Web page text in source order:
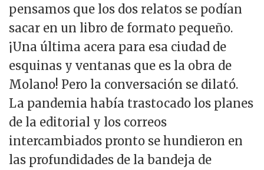
pensamos que los dos relatos se podían
sacar en un libro de formato pequeño.
¡Una última acera para esa ciudad de
esquinas y ventanas que es la obra de
Molano! Pero la conversación se dilató.
La pandemia había trastocado los planes
de la editorial y los correos
intercambiados pronto se hundieron en
las profundidades de la bandeja de